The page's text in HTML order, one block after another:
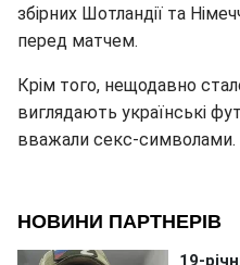
збірних Шотландії та
перед матчем.
Крім того, нещодавно
виглядають українські
вважали секс-символами.